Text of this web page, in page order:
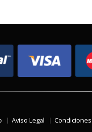
Aviso Legal